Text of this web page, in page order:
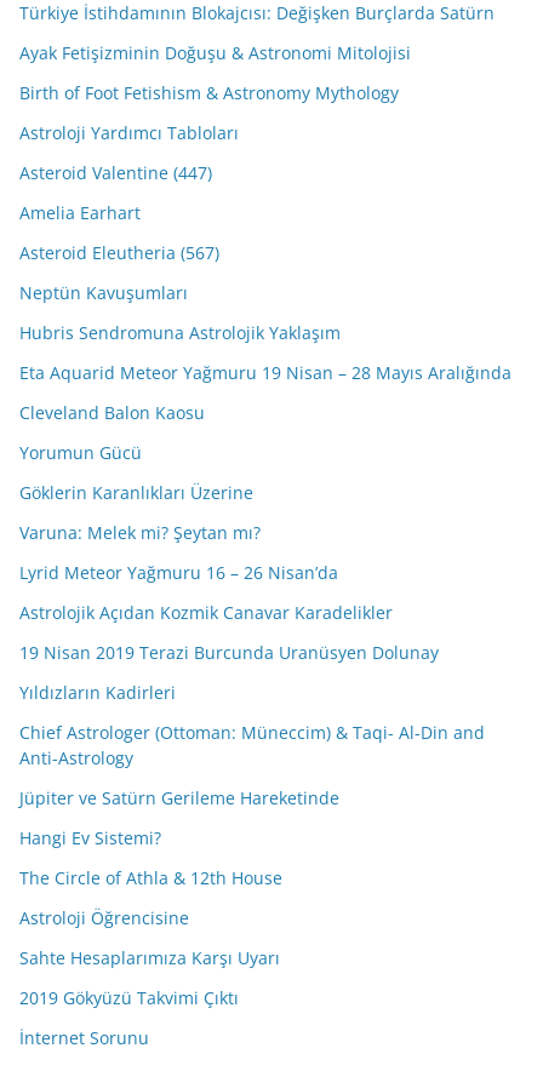
Türkiye İstihdamının Blokajcısı: Değişken Burçlarda Satürn
Ayak Fetişizminin Doğuşu & Astronomi Mitolojisi
Birth of Foot Fetishism & Astronomy Mythology
Astroloji Yardımcı Tabloları
Asteroid Valentine (447)
Amelia Earhart
Asteroid Eleutheria (567)
Neptün Kavuşumları
Hubris Sendromuna Astrolojik Yaklaşım
Eta Aquarid Meteor Yağmuru 19 Nisan – 28 Mayıs Aralığında
Cleveland Balon Kaosu
Yorumun Gücü
Göklerin Karanlıkları Üzerine
Varuna: Melek mi? Şeytan mı?
Lyrid Meteor Yağmuru 16 – 26 Nisan’da
Astrolojik Açıdan Kozmik Canavar Karadelikler
19 Nisan 2019 Terazi Burcunda Uranüsyen Dolunay
Yıldızların Kadirleri
Chief Astrologer (Ottoman: Müneccim) & Taqi- Al-Din and
Anti-Astrology
Jüpiter ve Satürn Gerileme Hareketinde
Hangi Ev Sistemi?
The Circle of Athla & 12th House
Astroloji Öğrencisine
Sahte Hesaplarımıza Karşı Uyarı
2019 Gökyüzü Takvimi Çıktı
İnternet Sorunu